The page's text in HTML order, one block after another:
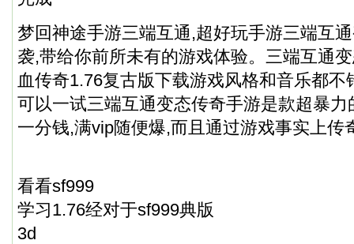
梦回神途手游三端互通,超好玩手游三端互
袭,带给你前所未有的游戏体验。三端互通
血传奇1.76复古版下载游戏风格和音乐都
可以一试三端互通变态传奇手游是款超暴
一分钱,满vip随便爆,而且通过游戏事实上传
看看sf999
学习1.76经对于sf999典版
3d